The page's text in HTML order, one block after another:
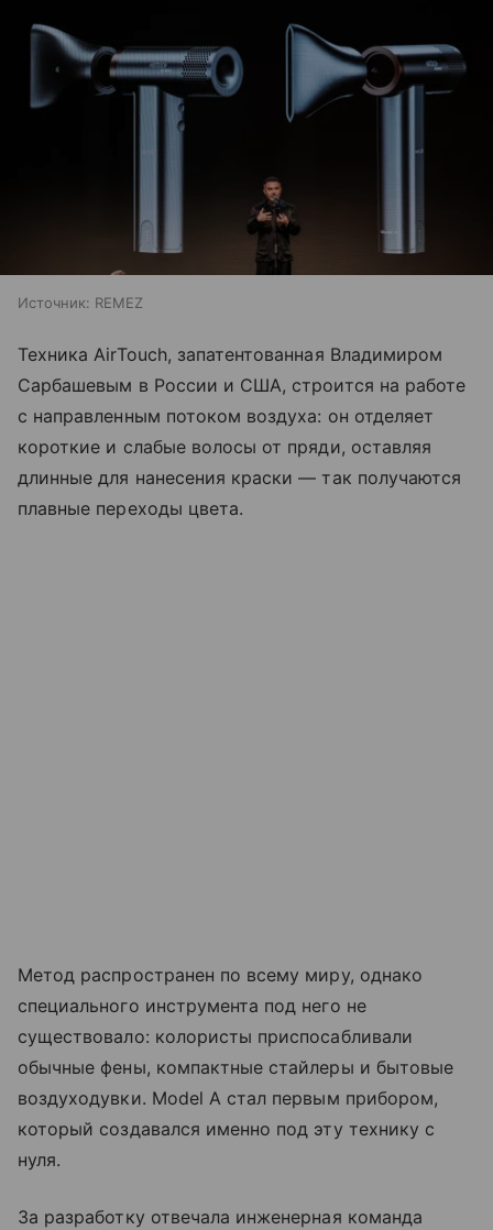
Источник: REMEZ
Техника AirTouch, запатентованная Владимиром
Сарбашевым в России и США, строится на работе
с направленным потоком воздуха: он отделяет
короткие и слабые волосы от пряди, оставляя
длинные для нанесения краски — так получаются
плавные переходы цвета.
Метод распространен по всему миру, однако
специального инструмента под него не
существовало: колористы приспосабливали
обычные фены, компактные стайлеры и бытовые
воздуходувки. Model A стал первым прибором,
который создавался именно под эту технику с
нуля.
За разработку отвечала инженерная команда